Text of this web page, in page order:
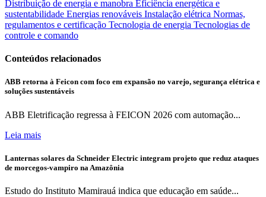
Distribuição de energia e manobra Eficiência energética e
sustentabilidade Energias renováveis Instalação elétrica Normas,
regulamentos e certificação Tecnologia de energia Tecnologias de
controle e comando
Conteúdos relacionados
ABB retorna à Feicon com foco em expansão no varejo, segurança elétrica e
soluções sustentáveis
ABB Eletrificação regressa à FEICON 2026 com automação...
Leia mais
Lanternas solares da Schneider Electric integram projeto que reduz ataques
de morcegos-vampiro na Amazônia
Estudo do Instituto Mamirauá indica que educação em saúde...